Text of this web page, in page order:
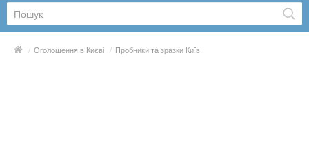
/ Оголошення в Києві / Пробники та зразки Київ